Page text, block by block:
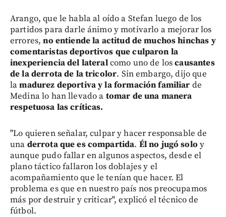
Arango, que le habla al oído a Stefan luego de los
partidos para darle ánimo y motivarlo a mejorar los
errores,no entiende la actitud de muchos hinchas y
comentaristas deportivos que culparon la
inexperiencia del lateralcomo uno de loscausantes
de la derrota de la tricolor. Sin embargo, dijo que
lamadurez deportiva y la formación familiar de
Medina lo han llevado a tomar de una manera
respetuosa las críticas.
"Lo quieren señalar, culpar y hacer responsable de
una derrota que es compartida. Él no jugó solo y
aunque pudo fallar en algunos aspectos, desde el
plano táctico fallaron los doblajes y el
acompañamiento que le tenían que hacer. El
problema es que en nuestro país nos preocupamos
más por destruir y criticar", explicó el técnico de
fútbol.